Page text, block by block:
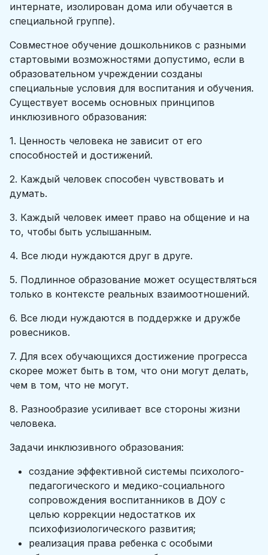
интернате, изолирован дома или обучается в
специальной группе).
Совместное обучение дошкольников с разными
стартовыми возможностями допустимо, если в
образовательном учреждении созданы
специальные условия для воспитания и обучения.
Существует восемь основных принципов
инклюзивного образования:
1. Ценность человека не зависит от его
способностей и достижений.
2. Каждый человек способен чувствовать и
думать.
3. Каждый человек имеет право на общение и на
то, чтобы быть услышанным.
4. Все люди нуждаются друг в друге.
5. Подлинное образование может осуществляться
только в контексте реальных взаимоотношений.
6. Все люди нуждаются в поддержке и дружбе
ровесников.
7. Для всех обучающихся достижение прогресса
скорее может быть в том, что они могут делать,
чем в том, что не могут.
8. Разнообразие усиливает все стороны жизни
человека.
Задачи инклюзивного образования:
создание эффективной системы психолого-
педагогического и медико-социального
сопровождения воспитанников в ДОУ с
целью коррекции недостатков их
психофизиологического развития;
реализация права ребенка с особыми